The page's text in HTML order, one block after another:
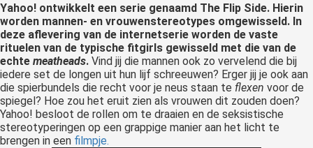
Yahoo! ontwikkelt een serie genaamd The Flip Side. Hierin
worden mannen- en vrouwenstereotypes omgewisseld. In
deze aflevering van de internetserie worden de vaste
rituelen van de typische fitgirls gewisseld met die van de
echte meatheads. Vind jij die mannen ook zo vervelend die bij
iedere set de longen uit hun lijf schreeuwen? Erger jij je ook aan
die spierbundels die recht voor je neus staan te flexen voor de
spiegel? Hoe zou het eruit zien als vrouwen dit zouden doen?
Yahoo! besloot de rollen om te draaien en de seksistische
stereotyperingen op een grappige manier aan het licht te
brengen in een filmpje.